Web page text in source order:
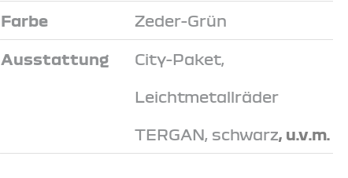
Farbe Zeder-Grün
Ausstattung City-Paket,
Leichtmetallräder
TERGAN, schwarz, u.v.m.